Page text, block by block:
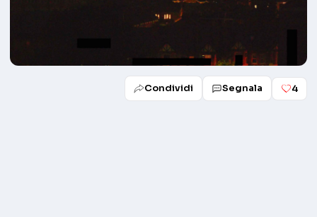
Condividi Segnala 4